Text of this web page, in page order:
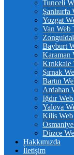
Tunceli
Şanlıurfa
Yozgat
Van Web
Bayburt
Karaman
Kırıkkale
Şırnak
Bartın
Ardahan
Iğdır
Yalova
Kilis Web
Osmaniye
Düzce
Hakkımızda
İletişim